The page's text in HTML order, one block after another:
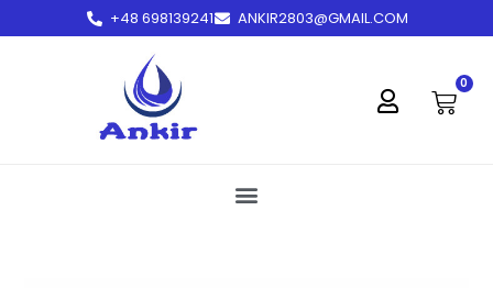
+48 698139241 ANKIR2803@GMAIL.COM
0